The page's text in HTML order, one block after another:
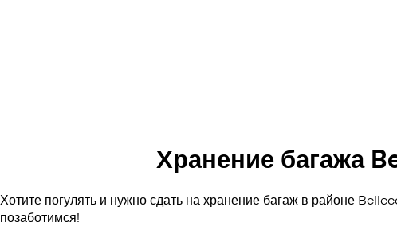
Хранение багажа
Хотите погулять и нужно сдать на хранение багаж в районе
позаботимся!